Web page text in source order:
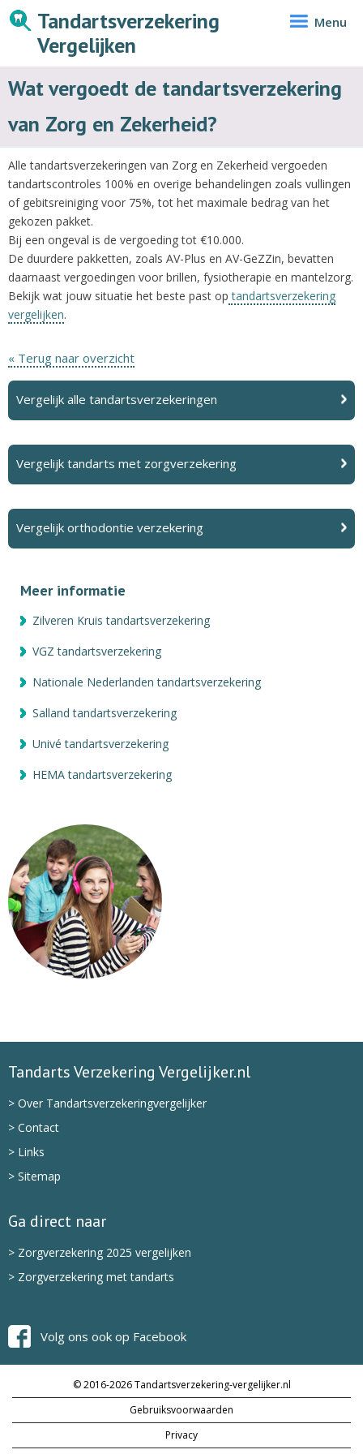
Tandartsverzekering
Vergelijken
Menu
Wat vergoedt de tandartsverzekering
van Zorg en Zekerheid?
Alle tandartsverzekeringen van Zorg en Zekerheid vergoeden
tandartscontroles 100% en overige behandelingen zoals vullingen
of gebitsreiniging voor 75%, tot het maximale bedrag van het
gekozen pakket.
Bij een ongeval is de vergoeding tot €10.000.
De duurdere pakketten, zoals AV-Plus en AV-GeZZin, bevatten
daarnaast vergoedingen voor brillen, fysiotherapie en mantelzorg.
Bekijk wat jouw situatie het beste past op tandartsverzekering
vergelijken.
« Terug naar overzicht
Vergelijk alle tandartsverzekeringen
Vergelijk tandarts met zorgverzekering
Vergelijk orthodontie verzekering
Meer informatie
Zilveren Kruis tandartsverzekering
VGZ tandartsverzekering
Nationale Nederlanden tandartsverzekering
Salland tandartsverzekering
Univé tandartsverzekering
HEMA tandartsverzekering
Tandarts Verzekering Vergelijker.nl
> Over Tandartsverzekeringvergelijker
> Contact
> Links
> Sitemap
Ga direct naar
> Zorgverzekering 2025 vergelijken
> Zorgverzekering met tandarts
Volg ons ook op Facebook
© 2016-2026 Tandartsverzekering-vergelijker.nl
Gebruiksvoorwaarden
Privacy